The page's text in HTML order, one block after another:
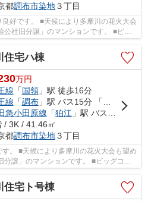
都調布市染地３丁目
好です。 ■天候により多摩川の花火大会
公社旧分譲」のマンションです。 ■ビッ
住宅ハ棟
万円
線 「国領」駅 徒歩16分
線 「調布」駅 バス15分 「公園前」 停歩1分
急小田原線 「狛江 」駅 バス10分 「多摩川住宅中央」 停歩5分
/ 3K / 41.46㎡
都調布市染地３丁目
。 ■天候により多摩川の花火大会も望め
譲」のマンションです。 ■ビッグコミ
■スーパー、小...
住宅ト号棟